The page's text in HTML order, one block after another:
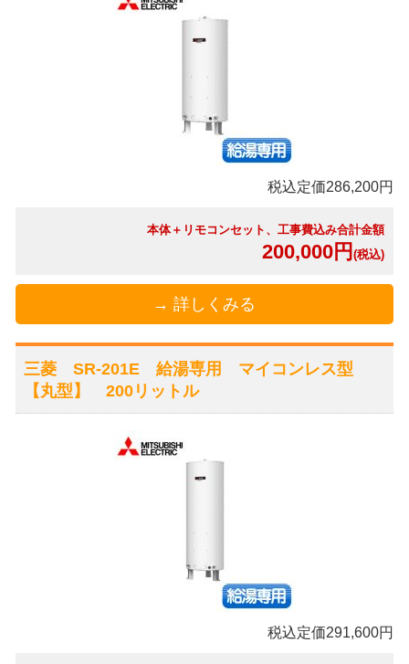
税込定価286,200円
本体＋リモコンセット、工事費込み合計金額
200,000円 (税込)
→ 詳しくみる
三菱 SR-201E 給湯専用 マイコンレス型
【丸型】 200リットル
税込定価291,600円